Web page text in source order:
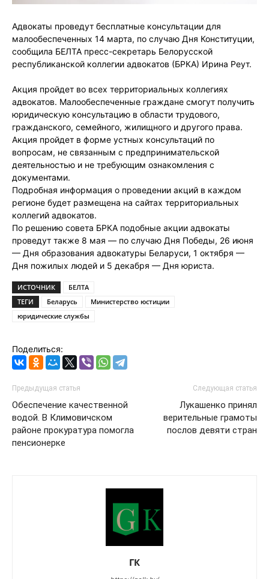
Адвокаты проведут бесплатные консультации для
малообеспеченных 14 марта, по случаю Дня Конституции,
сообщила БЕЛТА пресс-секретарь Белорусской
республиканской коллегии адвокатов (БРКА) Ирина Реут.
Акция пройдет во всех территориальных коллегиях
адвокатов. Малообеспеченные граждане смогут получить
юридическую консультацию в области трудового,
гражданского, семейного, жилищного и другого права.
Акция пройдет в форме устных консультаций по
вопросам, не связанным с предпринимательской
деятельностью и не требующим ознакомления с
документами.
Подробная информация о проведении акций в каждом
регионе будет размещена на сайтах территориальных
коллегий адвокатов.
По решению совета БРКА подобные акции адвокаты
проведут также 8 мая — по случаю Дня Победы, 26 июня
— Дня образования адвокатуры Беларуси, 1 октября —
Дня пожилых людей и 5 декабря — Дня юриста.
ИСТОЧНИК
БЕЛТА
ТЕГИ
Беларусь
Министерство юстиции
юридические службы
Поделиться:
Предыдущая статья
Обеспечение качественной
водой. В Климовичском
районе прокуратура помогла
пенсионерке
Следующая статья
Лукашенко принял
верительные грамоты
послов девяти стран
ГК